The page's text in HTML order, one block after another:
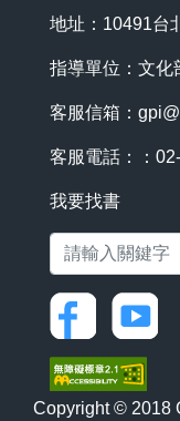
地址：10491台
指導單位：文化
客服信箱：
客服電話：：
我要找書
Copyright © 2018